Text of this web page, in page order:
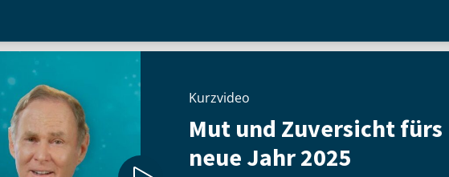
Kurzvideo
Mut und Zuversicht fürs
neue Jahr 2025